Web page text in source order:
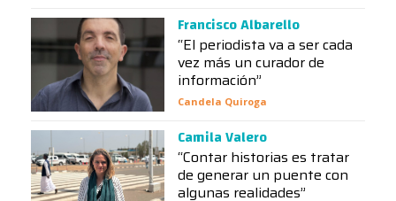
Francisco Albarello
“El periodista va a ser cada
vez más un curador de
información”
Candela Quiroga
Camila Valero
“Contar historias es tratar
de generar un puente con
algunas realidades”